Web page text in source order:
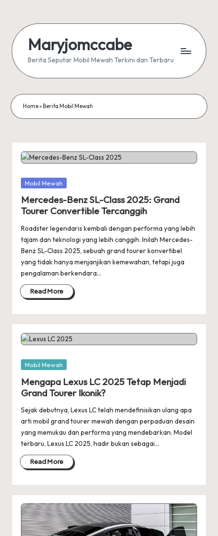
content
Maryjomccabe
Berita Seputar Mobil Mewah Terkini dan Terbaru
Home» Berita Mobil Mewah
Posted
Mobil Mewah
Mercedes-Benz SL-Class 2025: Grand
Tourer Convertible Tercanggih
Roadster legendaris kembali dengan performa yang lebih
tajam dan teknologi yang lebih canggih. Inilah Mercedes-
Benz SL-Class 2025, sebuah grand tourer konvertibel
yang tidak hanya menjanjikan kemewahan, tetapi juga
pengalaman berkendara…
Read More
Posted
Mobil Mewah
Mengapa Lexus LC 2025 Tetap Menjadi
Grand Tourer Ikonik?
Sejak debutnya, Lexus LC telah mendefinisikan ulang apa
arti mobil grand tourer mewah dengan perpaduan desain
yang memukau dan performa yang mendebarkan. Model
terbaru, Lexus LC 2025, hadir bukan sebagai…
Read More